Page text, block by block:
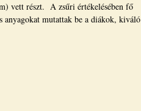
vett részt. A zsűri értékelésében fő
anyagokat mutattak be a diákok, kiváló